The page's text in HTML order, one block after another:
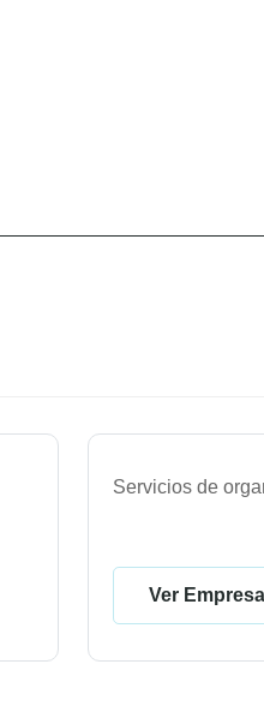
Servicios de
Ver